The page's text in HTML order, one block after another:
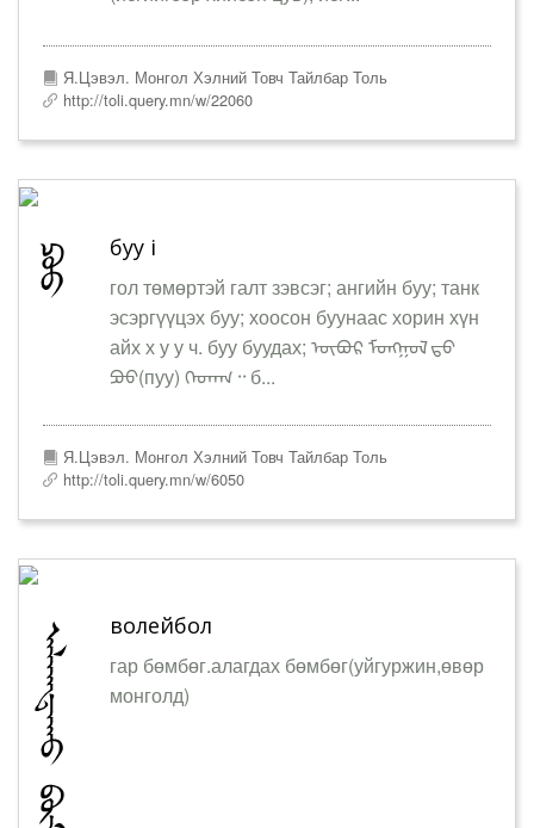
Я.Цэвэл. Монгол Хэлний Товч Тайлбар Толь
http://toli.query.mn/w/22060
буу i
гол төмөртэй галт зэвсэг; ангийн буу; танк
эсэргүүцэх буу; хоосон буунаас хорин хүн
айх х у у ч. буу буудах; ᠦᠪᠦᠷ ᠮᠣᠩᠭᠤᠯ ᠳ᠋ᠤ
ᠫᠤᠤ(пуу) ᠭᠡᠳᠡᠭ᠃ б...
Я.Цэвэл. Монгол Хэлний Товч Тайлбар Толь
http://toli.query.mn/w/6050
волейбол
гар бөмбөг.алагдах бөмбөг(уйгуржин,өвөр
монголд)